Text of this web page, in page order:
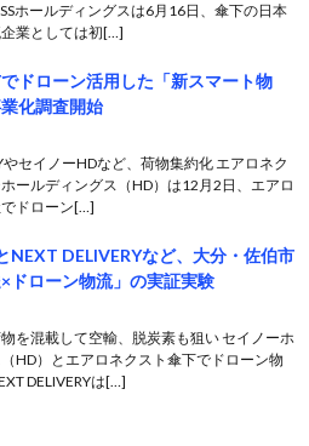
ホールディングスは6月16日、傘下の日本
業としては初[…]
ドローン活用した「新スマート物
化調査開始
やセイノーHDなど、荷物集約化 エアロネク
ールディングス（HD）は12月2日、エアロ
ドローン[…]
NEXT DELIVERYなど、大分・佐伯市
ドローン物流」の実証実験
を混載して空輸、脱炭素も狙い セイノーホ
HD）とエアロネクスト傘下でドローン物
DELIVERYは[…]